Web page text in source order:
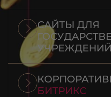
САЙТЫ ДЛЯ
УЧРЕЖДЕНИЙ
БИТРИКС